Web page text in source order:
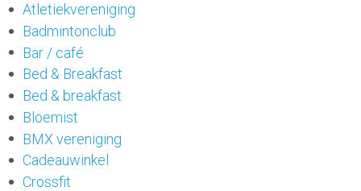
Atletiekvereniging
Badmintonclub
Bar / café
Bed & Breakfast
Bed & breakfast
Bloemist
BMX vereniging
Cadeauwinkel
Crossfit